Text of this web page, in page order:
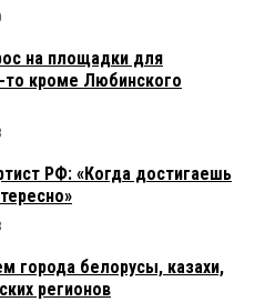
на площадки для
то кроме Любинского
РФ: «Когда достигаешь
города белорусы, казахи,
регионов